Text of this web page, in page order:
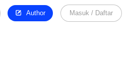
Author Masuk / Daftar